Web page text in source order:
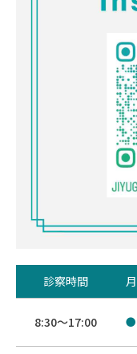
診察時間 月
8:30～17:00 ●